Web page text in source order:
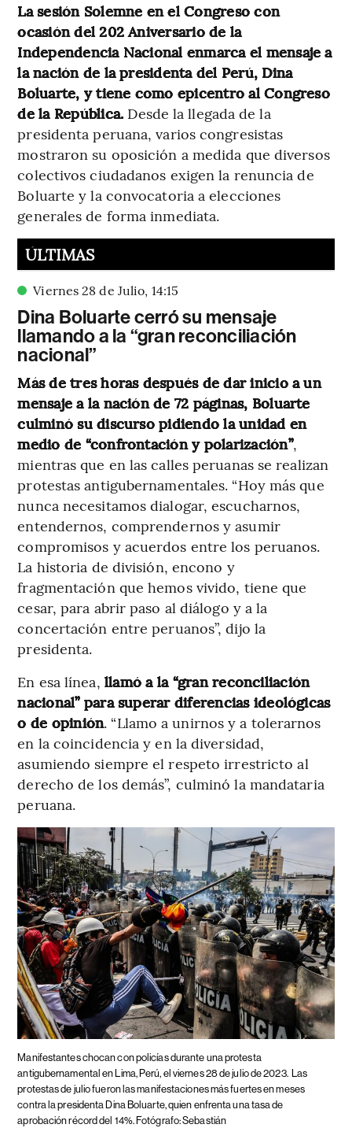
La sesión Solemne en el Congreso con
ocasión del 202 Aniversario de la
Independencia Nacional enmarca el mensaje a
la nación de la presidenta del Perú, Dina
Boluarte, y tiene como epicentro al Congreso
de la República. Desde la llegada de la
presidenta peruana, varios congresistas
mostraron su oposición a medida que diversos
colectivos ciudadanos exigen la renuncia de
Boluarte y la convocatoria a elecciones
generales de forma inmediata.
ÚLTIMAS
Viernes 28 de Julio, 14:15
Dina Boluarte cerró su mensaje
llamando a la “gran reconciliación
nacional”
Más de tres horas después de dar inicio a un
mensaje a la nación de 72 páginas, Boluarte
culminó su discurso pidiendo la unidad en
medio de “confrontación y polarización”,
mientras que en las calles peruanas se realizan
protestas antigubernamentales. “Hoy más que
nunca necesitamos dialogar, escucharnos,
entendernos, comprendernos y asumir
compromisos y acuerdos entre los peruanos.
La historia de división, encono y
fragmentación que hemos vivido, tiene que
cesar, para abrir paso al diálogo y a la
concertación entre peruanos”, dijo la
presidenta.
En esa línea, llamó a la “gran reconciliación
nacional” para superar diferencias ideológicas
o de opinión. “Llamo a unirnos y a tolerarnos
en la coincidencia y en la diversidad,
asumiendo siempre el respeto irrestricto al
derecho de los demás”, culminó la mandataria
peruana.
Manifestantes chocan con policías durante una protesta
antigubernamental en Lima, Perú, el viernes 28 de julio de 2023. Las
protestas de julio fueron las manifestaciones más fuertes en meses
contra la presidenta Dina Boluarte, quien enfrenta una tasa de
aprobación récord del 14%. Fotógrafo: Sebastián